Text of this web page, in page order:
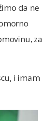
da ne
za
i imam